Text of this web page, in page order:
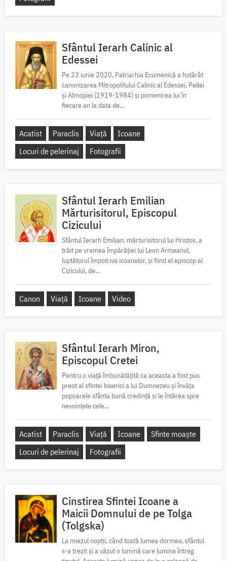
Sfântul Ierarh Calinic al
Edessei
Pe 23 iunie 2020, Patriarhia Ecumenică a hotărât
canonizarea Mitropolitului Calinic al Edessei, Pellei
și Almopiei (1919-1984) și pomenirea lui în
fiecare an la data de...
Acatist Paraclis Viață
Icoane
Locuri de pelerinaj
Fotografii
Sfântul Ierarh Emilian
Mărturisitorul, Episcopul
Cizicului
Sfântul Ierarh Emilian, mărturisitorul lui Hristos, a
trăit pe vremea împărăției lui Leon Armeanul,
luptătorul împotriva icoanelor, și fiind el episcop al
Cizicului, de...
Canon Viață Icoane Video
Sfântul Ierarh Miron,
Episcopul Cretei
Pentru o viață îmbunătățită ca aceasta a fost pus
preot al sfintei biserici a lui Dumnezeu și învăța
popoarele sfânta bună credință și le întărea spre
nevoințele cele...
Acatist Paraclis Viață Icoane
Sfinte moaște
Locuri de pelerinaj
Fotografii
Cinstirea Sfintei Icoane a
Maicii Domnului de pe Tolga
(Tolgska)
La miezul nopții, când toată lumea dormea, sfântul
s-a trezit și a văzut o lumină care lumina întreg